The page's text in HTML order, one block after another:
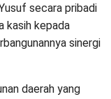
secara pribadi
kasih kepada
sinergi
daerah yang